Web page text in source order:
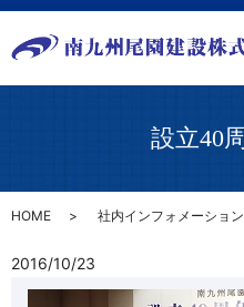
設立40
HOME 社内インフォメーション
2016/10/23